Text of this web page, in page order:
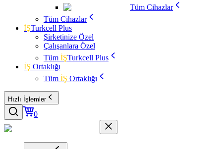
Tüm Cihazlar
Tüm Cihazlar
İŞTurkcell Plus
Şirketinize Özel
Çalışanlara Özel
Tüm İŞTurkcell Plus
İŞ Ortaklığı
Tüm İŞ Ortaklığı
Hızlı İşlemler
0